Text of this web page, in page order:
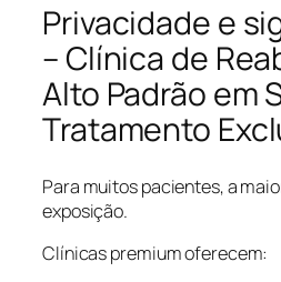
Privacidade e
– Clínica de
Alto Padrão em
Tratamento
Para muitos pacientes, a
exposição.
Clínicas premium oferecem: